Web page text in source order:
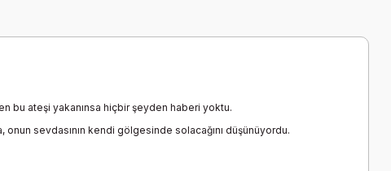
bu ateşi yakanınsa hiçbir şeyden haberi yoktu.
onun sevdasının kendi gölgesinde solacağını düşünüyordu.